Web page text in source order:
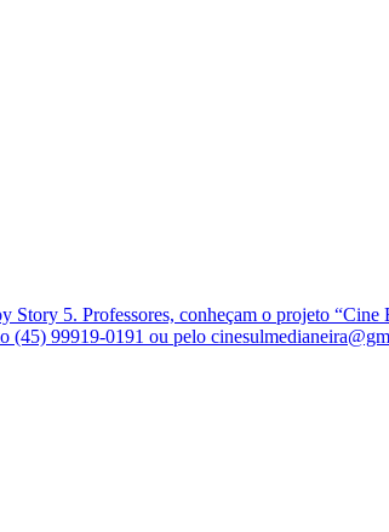
5. Professores, conheçam o projeto “Cine
(45) 99919-0191 ou pelo